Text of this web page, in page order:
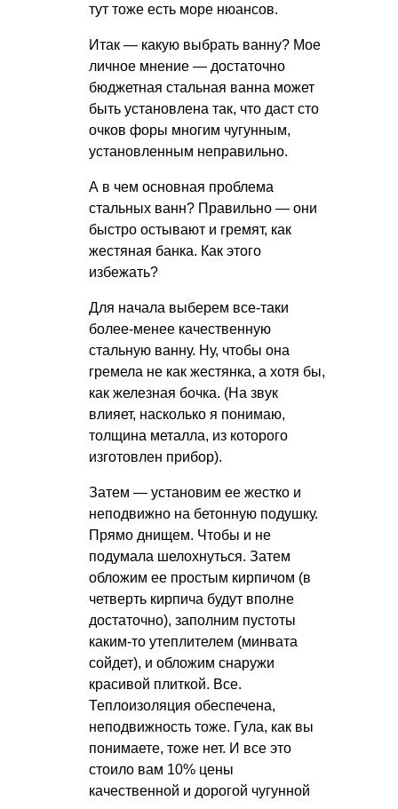
тут тоже есть море нюансов.
Итак — какую выбрать ванну? Мое
личное мнение — достаточно
бюджетная стальная ванна может
быть установлена так, что даст сто
очков форы многим чугунным,
установленным неправильно.
А в чем основная проблема
стальных ванн? Правильно — они
быстро остывают и гремят, как
жестяная банка. Как этого
избежать?
Для начала выберем все-таки
более-менее качественную
стальную ванну. Ну, чтобы она
гремела не как жестянка, а хотя бы,
как железная бочка. (На звук
влияет, насколько я понимаю,
толщина металла, из которого
изготовлен прибор).
Затем — установим ее жестко и
неподвижно на бетонную подушку.
Прямо днищем. Чтобы и не
подумала шелохнуться. Затем
обложим ее простым кирпичом (в
четверть кирпича будут вполне
достаточно), заполним пустоты
каким-то утеплителем (минвата
сойдет), и обложим снаружи
красивой плиткой. Все.
Теплоизоляция обеспечена,
неподвижность тоже. Гула, как вы
понимаете, тоже нет. И все это
стоило вам 10% цены
качественной и дорогой чугунной